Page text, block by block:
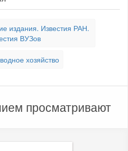
издания. Известия РАН.
ВУЗов
хозяйство
просматривают